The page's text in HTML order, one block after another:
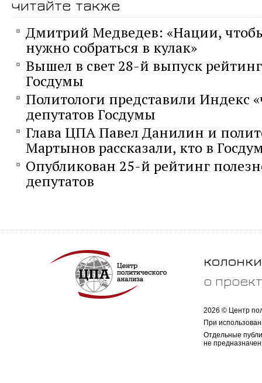
читайте также
Дмитрий Медведев: «Нации,
нужно собраться в кулак»
Вышел в свет 28-й выпуск
Госдумы
Политологи представили Индекс
депутатов Госдумы
Глава ЦПА Павел Данилин и
Мартынов рассказали, кто в
Опубликован 25-й рейтинг
депутатов
колонки
о
2026 © Центр
При
Отдельные
не